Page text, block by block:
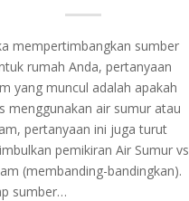
mempertimbangkan sumber
rumah Anda, pertanyaan
yang muncul adalah apakah
menggunakan air sumur atau
pertanyaan ini juga turut
pemikiran Air Sumur vs
(membanding-bandingkan).
sumber…